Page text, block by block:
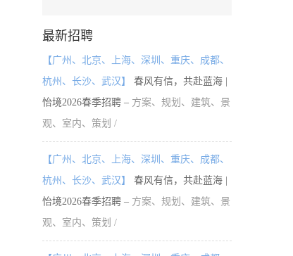
最新招聘
【广州、北京、上海、深圳、重庆、成都、
杭州、长沙、武汉】
春风有信，共赴蓝海 |
怡境2026春季招聘 – 方案、规划、建筑、景
观、室内、策划 /
【广州、北京、上海、深圳、重庆、成都、
杭州、长沙、武汉】
春风有信，共赴蓝海 |
怡境2026春季招聘 – 方案、规划、建筑、景
观、室内、策划 /